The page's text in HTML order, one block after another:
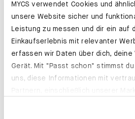
MYCS verwendet Cookies und
unsere Website sicher und
Leistung zu messen und dir ein auf
Einkaufserlebnis mit relevanter
erfassen wir Daten über dich, deine
Gerät. Mit "Passt schon" stimmst
uns, diese Informationen mit
der EU, beispielsweise in den USA,